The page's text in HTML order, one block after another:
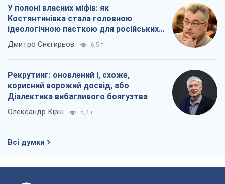
У полоні власних міфів: як
Костянтинівка стала головною
ідеологічною пасткою для російських
окупантів
Дмитро Снєгирьов 6,5 т.
Рекрутинг: оновлений і, схоже,
корисний ворожий досвід, або
Діалектика вибагливого боягузтва
Олександр Кірш 5,4 т.
Всі думки